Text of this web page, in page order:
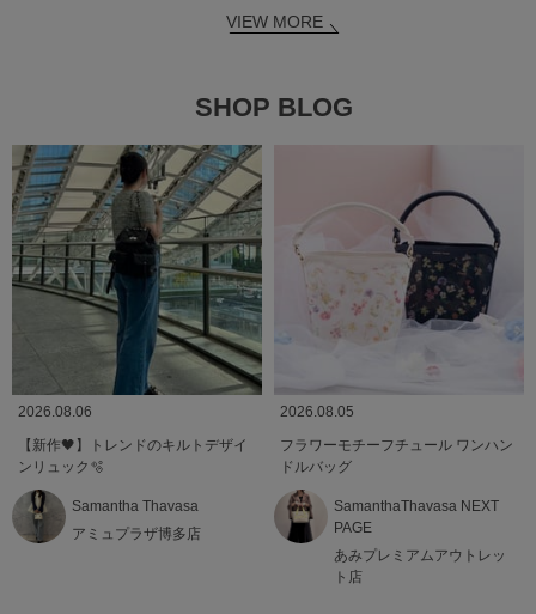
VIEW MORE
SHOP BLOG
2026.08.06
【新作🖤】トレンドのキルトデザイ
ンリュック🫧
Samantha Thavasa
アミュプラザ博多店
2026.08.05
フラワーモチーフチュール ワンハン
ドルバッグ
SamanthaThavasa NEXT
PAGE
あみプレミアムアウトレッ
ト店